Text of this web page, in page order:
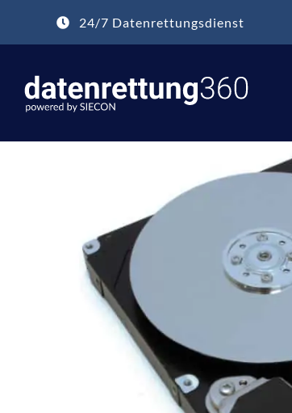
24/7 Datenrettungsdienst